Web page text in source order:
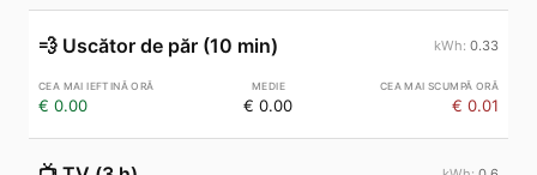
💨 Uscător de păr (10 min) 0.33
€ 0.00 € 0.00 € 0.01